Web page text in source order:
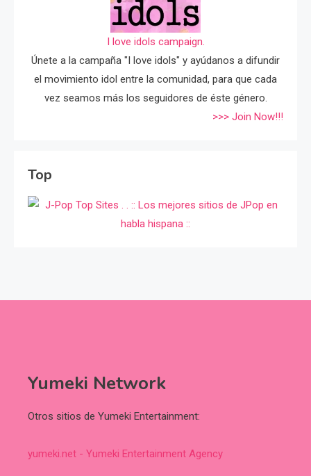
I love idols campaign.
Únete a la campaña "I love idols" y ayúdanos a difundir
el movimiento idol entre la comunidad, para que cada
vez seamos más los seguidores de éste género.
>>> Join Now!!!
Top
Yumeki Network
Otros sitios de Yumeki Entertainment:
yumeki.net - Yumeki Entertainment Agency